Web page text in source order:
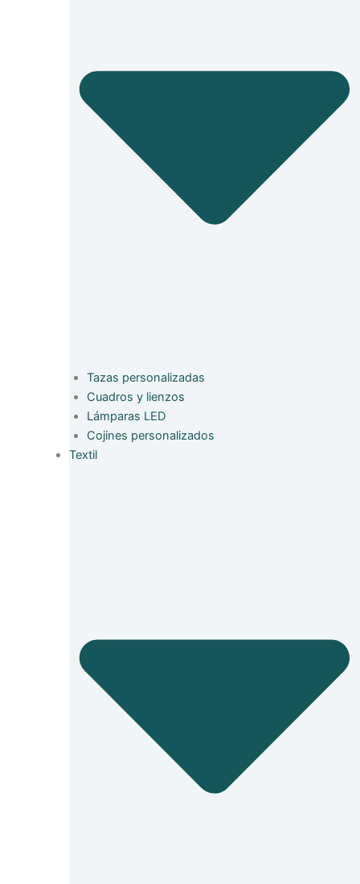
Tazas personalizadas
Cuadros y lienzos
Lámparas LED
Cojines personalizados
Textil